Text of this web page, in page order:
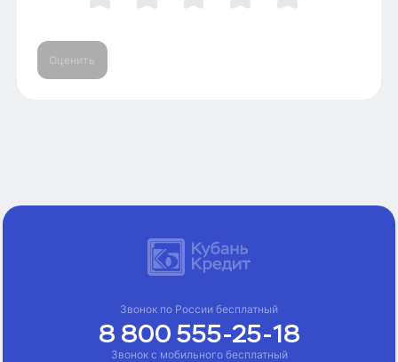
Оценить
Звонок с мобильного бесплатный
Звонок по России бесплатный
8 800 555-25-18